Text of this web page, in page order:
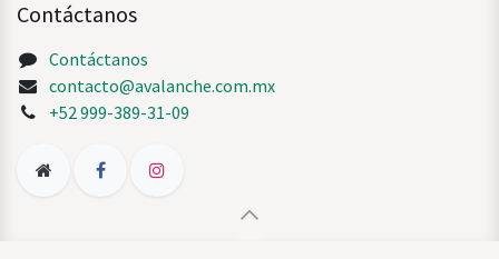
Contáctanos
Contáctanos
contacto@avalanche.com.mx
+52 999-389-31-09